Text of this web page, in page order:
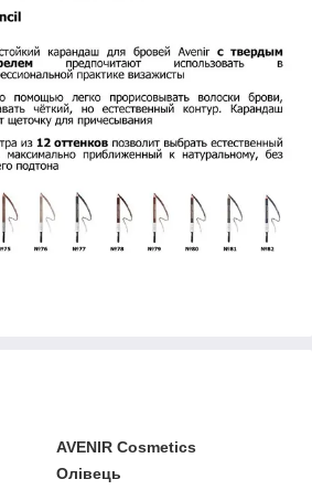
AVENIR Cosmetics
Олівець